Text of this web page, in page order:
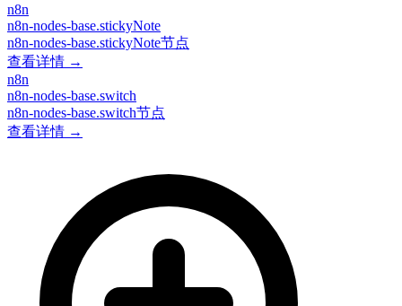
n8n
n8n-nodes-base.stickyNote
n8n-nodes-base.stickyNote节点
查看详情 →
n8n
n8n-nodes-base.switch
n8n-nodes-base.switch节点
查看详情 →